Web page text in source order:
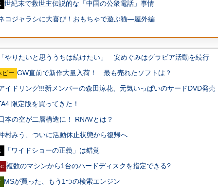
世紀末で救世主伝説的な「中国の公衆電話」事情
コジャラシに大喜び！おもちゃで遊ぶ猫―屋外編
「やりたいと思ううちは続けたい」 安めぐみはグラビア活動を続行
ビー GW直前で新作大量入荷！ 最も売れたソフトは？
イドリング!!!新メンバーの森田涼花、元気いっぱいのサードDVD発売
限定版を買ってきた！
本の空が二層構造に！ RNAVとは？
村みう、ついに活動休止状態から復帰へ
「ワイドショーの正義」は錯覚
複数のマシンから1台のハードディスクを指定できる?
MSが買った、もう1つの検索エンジン